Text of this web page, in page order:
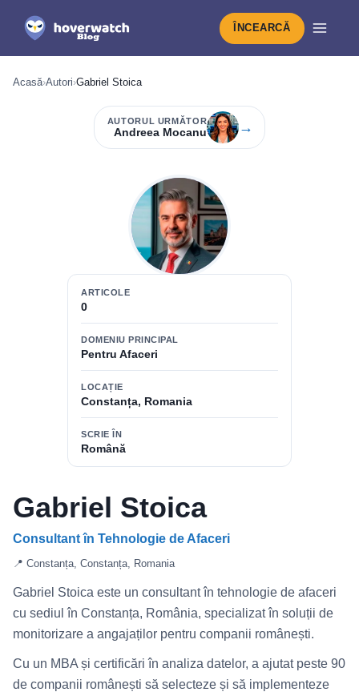
ÎNCEARCĂ
Acasă›Autori›Gabriel Stoica
AUTORUL URMĂTOR
Andreea Mocanu →
ARTICOLE
0
DOMENIU PRINCIPAL
Pentru Afaceri
LOCAȚIE
Constanța, Romania
SCRIE ÎN
Română
Gabriel Stoica
Consultant în Tehnologie de Afaceri
📍 Constanța, Constanța, Romania
Gabriel Stoica este un consultant în tehnologie de afaceri
cu sediul în Constanța, România, specializat în soluții de
monitorizare a angajaților pentru companii românești.
Cu un MBA și certificări în analiza datelor, a ajutat peste 90
de companii românești să selecteze și să implementeze